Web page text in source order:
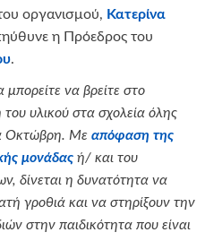
οργανισμού, Κατερίνα
η Πρόεδρος του
.
να βρείτε στο
του υλικού στα σχολεία όλης
Οκτώβρη. Με απόφαση της
μονάδας ή/ και του
δίνεται η δυνατότητα να
γροθιά και να στηρίξουν την
στην παιδικότητα που είναι